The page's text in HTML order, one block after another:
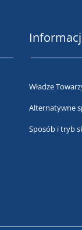
Władze
Alternatywne
Sposób i tryb